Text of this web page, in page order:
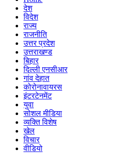
देश
विदेश
राज्य
राजनीति
उत्तर प्रदेश
उत्तराखण्ड
बिहार
दिल्ली एनसीआर
गांव देहात
कोरोनावायरस
इंटरटेनमेंट
युवा
सोशल मीडिया
व्यक्ति विशेष
खेल
विचार
वीडियो